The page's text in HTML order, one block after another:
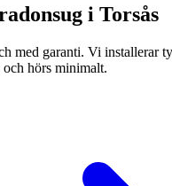
i Torsås
med garanti. Vi installerar
och hörs minimalt.